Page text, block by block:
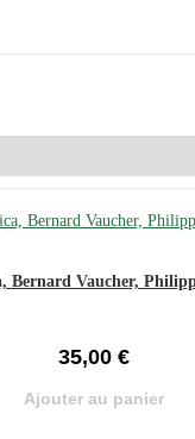
Bernard Vaucher,
35,00 €
Ajouter au panier